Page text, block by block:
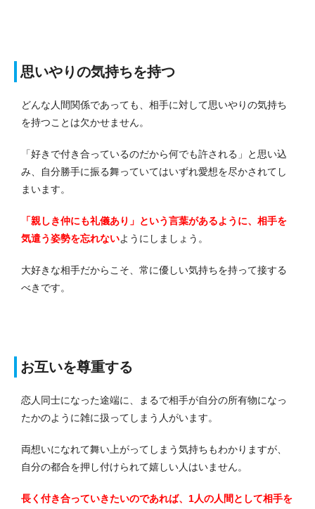
思いやりの気持ちを持つ
どんな人間関係であっても、相手に対して思いやりの気持ち
を持つことは欠かせません。
「好きで付き合っているのだから何でも許される」と思い込
み、自分勝手に振る舞っていてはいずれ愛想を尽かされてし
まいます。
「親しき仲にも礼儀あり」という言葉があるように、相手を
気遣う姿勢を忘れないようにしましょう。
大好きな相手だからこそ、常に優しい気持ちを持って接する
べきです。
お互いを尊重する
恋人同士になった途端に、まるで相手が自分の所有物になっ
たかのように雑に扱ってしまう人がいます。
両想いになれて舞い上がってしまう気持ちもわかりますが、
自分の都合を押し付けられて嬉しい人はいません。
長く付き合っていきたいのであれば、1人の人間として相手を